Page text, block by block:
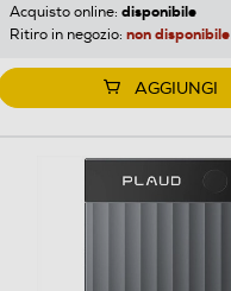
Acquisto online: disponibile
Ritiro in negozio: non disponibile
AGGIUNGI